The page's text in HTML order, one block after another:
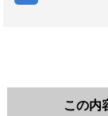
この内